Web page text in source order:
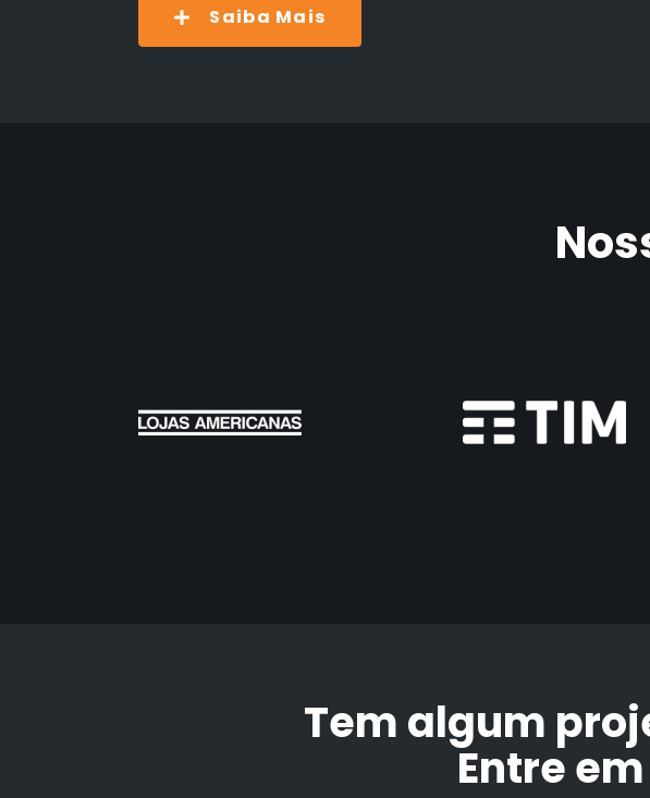
Saiba Mais
Tem algum
Entre